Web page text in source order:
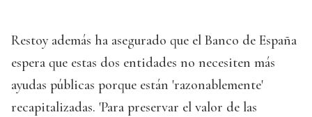
Restoy además ha asegurado que el Banco de España
espera que estas dos entidades no necesiten más
ayudas públicas porque están 'razonablemente'
recapitalizadas. 'Para preservar el valor de las